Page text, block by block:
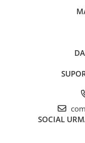
Primele notiuni
SOCIAL